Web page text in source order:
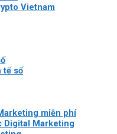
Vietnam
tế số
miễn phí
Digital Marketing